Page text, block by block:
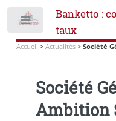
Banketto :
taux
Accueil > Actualités> Société
Société
Ambition